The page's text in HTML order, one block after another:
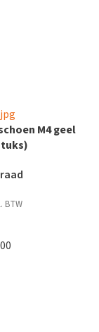
M4 geel
BTW